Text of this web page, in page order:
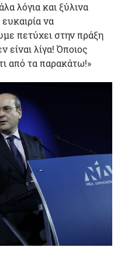
λόγια και ξύλινα
να
πετύχει στην πράξη
είναι λίγα! Όποιος
από τα παρακάτω!»